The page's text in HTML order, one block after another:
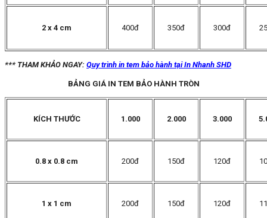
2 x 4 cm 400đ 350đ 300đ
*** THAM KHẢO NGAY: Quy trình in tem bảo hành tại In Nhanh SHD
BẢNG GIÁ IN TEM BẢO HÀNH TRÒN
KÍCH THƯỚC 1.000 2.000 3.000
0.8 x 0.8 cm 200đ 150đ 120đ
1 x 1 cm 200đ 150đ 120đ